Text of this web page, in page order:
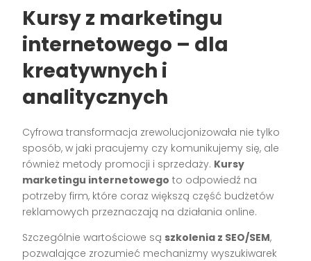
Kursy z marketingu
internetowego – dla
kreatywnych i
analitycznych
Cyfrowa transformacja zrewolucjonizowała nie tylko
sposób, w jaki pracujemy czy komunikujemy się, ale
również metody promocji i sprzedaży. Kursy
marketingu internetowego to odpowiedź na
potrzeby firm, które coraz większą część budżetów
reklamowych przeznaczają na działania online.
Szczególnie wartościowe są szkolenia z SEO/SEM,
pozwalające zrozumieć mechanizmy wyszukiwarek